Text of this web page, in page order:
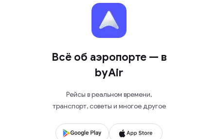
Всё об аэропорте — в
byAir
Рейсы в реальном времени,
транспорт, советы и многое другое